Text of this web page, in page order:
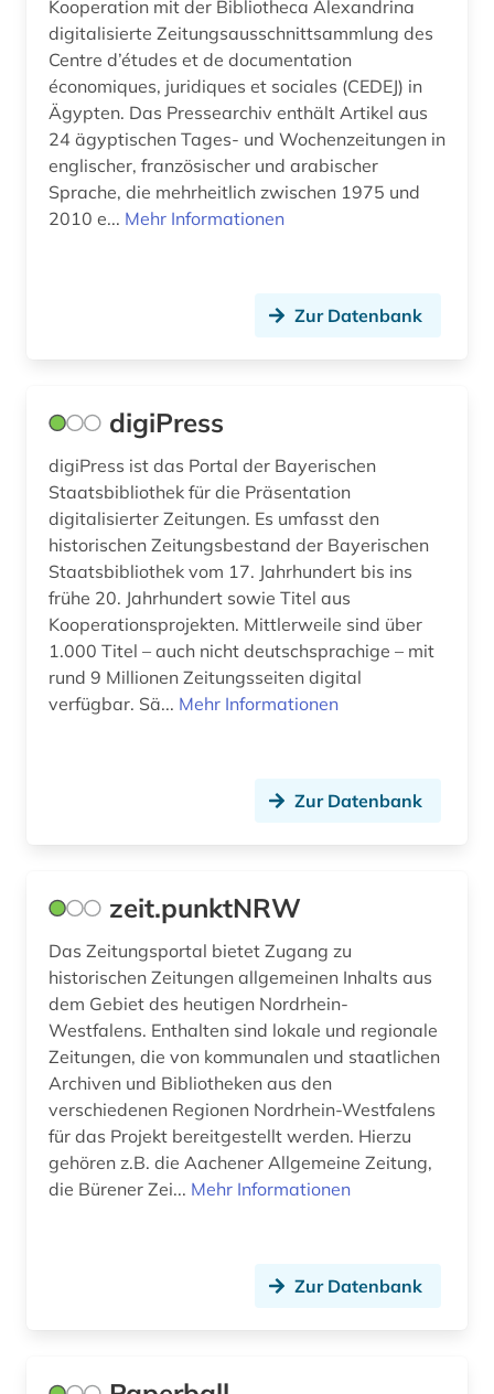
Kooperation mit der Bibliotheca Alexandrina
digitalisierte Zeitungsausschnittsammlung des
Centre d’études et de documentation
économiques, juridiques et sociales (CEDEJ) in
Ägypten. Das Pressearchiv enthält Artikel aus
24 ägyptischen Tages- und Wochenzeitungen in
englischer, französischer und arabischer
Sprache, die mehrheitlich zwischen 1975 und
2010 e... Mehr Informationen
Zur Datenbank
digiPress
digiPress ist das Portal der Bayerischen
Staatsbibliothek für die Präsentation
digitalisierter Zeitungen. Es umfasst den
historischen Zeitungsbestand der Bayerischen
Staatsbibliothek vom 17. Jahrhundert bis ins
frühe 20. Jahrhundert sowie Titel aus
Kooperationsprojekten. Mittlerweile sind über
1.000 Titel – auch nicht deutschsprachige – mit
rund 9 Millionen Zeitungsseiten digital
verfügbar. Sä... Mehr Informationen
Zur Datenbank
zeit.punktNRW
Das Zeitungsportal bietet Zugang zu
historischen Zeitungen allgemeinen Inhalts aus
dem Gebiet des heutigen Nordrhein-
Westfalens. Enthalten sind lokale und regionale
Zeitungen, die von kommunalen und staatlichen
Archiven und Bibliotheken aus den
verschiedenen Regionen Nordrhein-Westfalens
für das Projekt bereitgestellt werden. Hierzu
gehören z.B. die Aachener Allgemeine Zeitung,
die Bürener Zei... Mehr Informationen
Zur Datenbank